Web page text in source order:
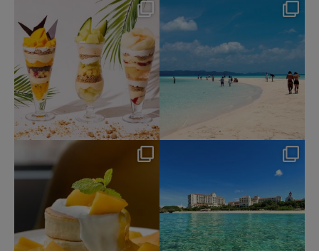
nikko_hotels
Aug 4
163 1
nikko_hotels
168 1